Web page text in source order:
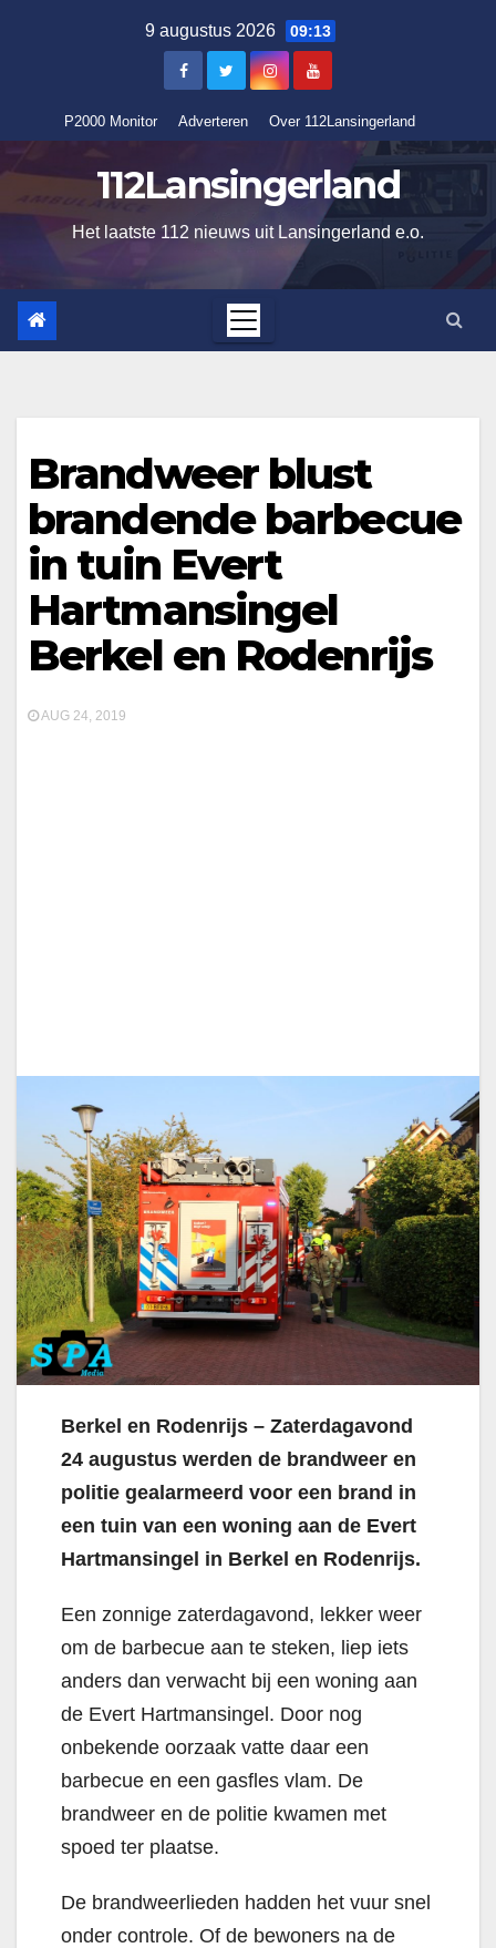
9 augustus 2026 09:13
P2000 Monitor Adverteren Over 112Lansingerland
112Lansingerland
Het laatste 112 nieuws uit Lansingerland e.o.
Brandweer blust
brandende barbecue
in tuin Evert
Hartmansingel
Berkel en Rodenrijs
AUG 24, 2019
Berkel en Rodenrijs – Zaterdagavond
24 augustus werden de brandweer en
politie gealarmeerd voor een brand in
een tuin van een woning aan de Evert
Hartmansingel in Berkel en Rodenrijs.
Een zonnige zaterdagavond, lekker weer
om de barbecue aan te steken, liep iets
anders dan verwacht bij een woning aan
de Evert Hartmansingel. Door nog
onbekende oorzaak vatte daar een
barbecue en een gasfles vlam. De
brandweer en de politie kwamen met
spoed ter plaatse.
De brandweerlieden hadden het vuur snel
onder controle. Of de bewoners na de